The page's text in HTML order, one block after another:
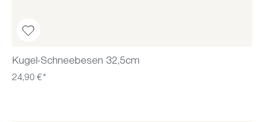
Kugel-Schneebesen 32,5cm
24,90 €*